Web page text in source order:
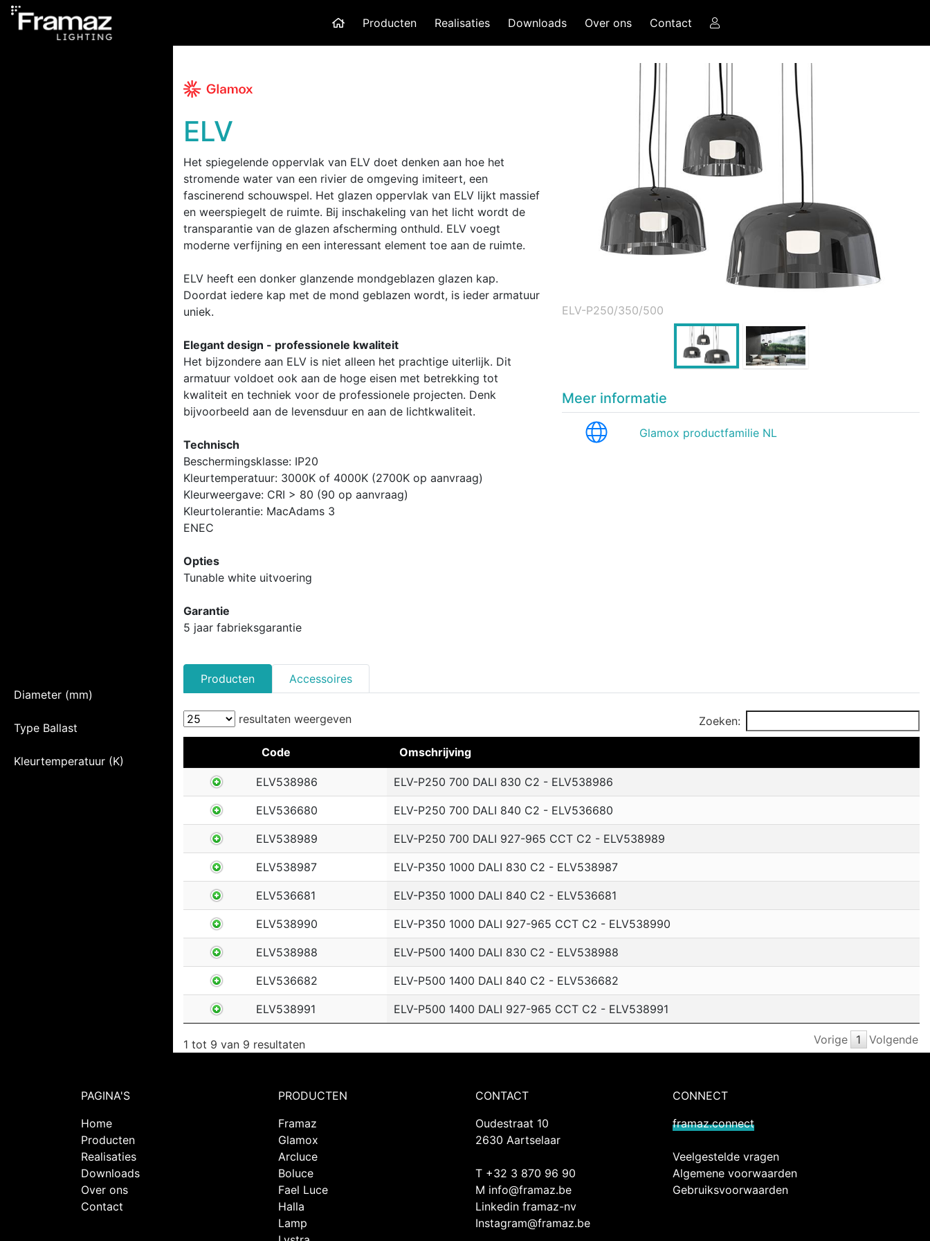
Producten Realisaties Downloads Over ons Contact
Diameter (mm)
Type Ballast
Kleurtemperatuur (K)
ELV
Het spiegelende oppervlak van ELV doet denken aan hoe het
stromende water van een rivier de omgeving imiteert, een
fascinerend schouwspel. Het glazen oppervlak van ELV lijkt massief
en weerspiegelt de ruimte. Bij inschakeling van het licht wordt de
transparantie van de glazen afscherming onthuld. ELV voegt
moderne verfijning en een interessant element toe aan de ruimte.
ELV heeft een donker glanzende mondgeblazen glazen kap.
Doordat iedere kap met de mond geblazen wordt, is ieder armatuur
uniek.
Elegant design - professionele kwaliteit
Het bijzondere aan ELV is niet alleen het prachtige uiterlijk. Dit
armatuur voldoet ook aan de hoge eisen met betrekking tot
kwaliteit en techniek voor de professionele projecten. Denk
bijvoorbeeld aan de levensduur en aan de lichtkwaliteit.
Technisch
Beschermingsklasse: IP20
Kleurtemperatuur: 3000K of 4000K (2700K op aanvraag)
Kleurweergave: CRI > 80 (90 op aanvraag)
Kleurtolerantie: MacAdams 3
ENEC
Opties
Tunable white uitvoering
Garantie
5 jaar fabrieksgarantie
ELV-P250/350/500
Meer informatie
Glamox productfamilie NL
Producten Accessoires
resultaten weergeven Zoeken:
Code Omschrijving
ELV538986 ELV-P250 700 DALI 830 C2 - ELV538986
ELV536680 ELV-P250 700 DALI 840 C2 - ELV536680
ELV538989 ELV-P250 700 DALI 927-965 CCT C2 - ELV538989
ELV538987 ELV-P350 1000 DALI 830 C2 - ELV538987
ELV536681 ELV-P350 1000 DALI 840 C2 - ELV536681
ELV538990 ELV-P350 1000 DALI 927-965 CCT C2 - ELV538990
ELV538988 ELV-P500 1400 DALI 830 C2 - ELV538988
ELV536682 ELV-P500 1400 DALI 840 C2 - ELV536682
ELV538991 ELV-P500 1400 DALI 927-965 CCT C2 - ELV538991
1 tot 9 van 9 resultaten Vorige 1 Volgende
PAGINA'S
Home
Producten
Realisaties
Downloads
Over ons
Contact
PRODUCTEN
Framaz
Glamox
Arcluce
Boluce
Fael Luce
Halla
Lamp
CONTACT
Oudestraat 10
2630 Aartselaar
T +32 3 870 96 90
M info@framaz.be
Linkedin framaz-nv
Instagram@framaz.be
CONNECT
framaz.connect
Veelgestelde vragen
Algemene voorwaarden
Gebruiksvoorwaarden